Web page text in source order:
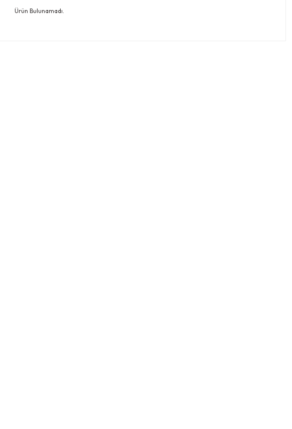
Ürün Bulunamadı.